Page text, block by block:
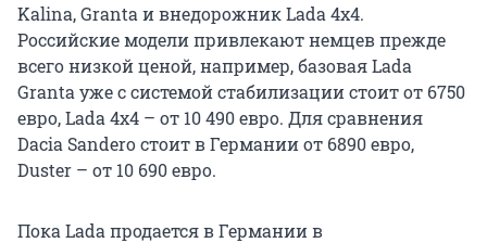
Kalina, Granta и внедорожник Lada 4x4.
Российские модели привлекают немцев прежде
всего низкой ценой, например, базовая Lada
Granta уже с системой стабилизации стоит от 6750
евро, Lada 4x4 – от 10 490 евро. Для сравнения
Dacia Sandero стоит в Германии от 6890 евро,
Duster – от 10 690 евро.
Пока Lada продается в Германии в